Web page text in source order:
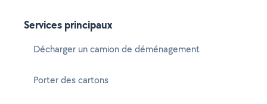
Services principaux
Décharger un camion de déménagement
Porter des cartons